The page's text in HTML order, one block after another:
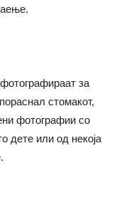
за
стомакот,
фотографии со
дете или од некоја